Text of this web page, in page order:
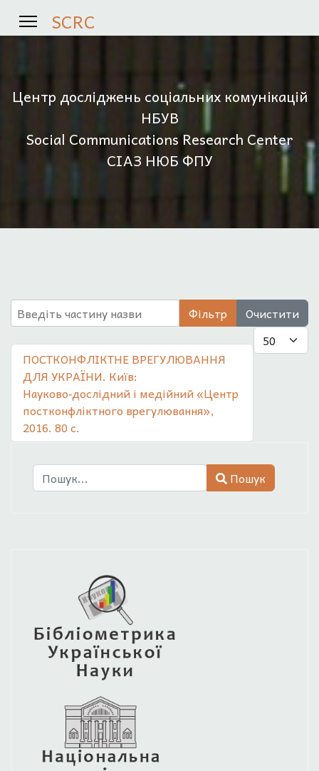
SCRC
Центр досліджень соціальних комунікацій
НБУВ
Social Communications Research Center
СІАЗ НЮБ ФПУ
Введіть частину назви Фільтр
Очистити
Показувати
ПОСТКОНФЛІКТНЕ ВРЕГУЛЮВАННЯ
ДЛЯ УКРАЇНИ. Київ:
Науково‑дослідний і медійний «Центр
постконфліктного врегулювання»,
2016. 80 с.
Пошук
Пошук